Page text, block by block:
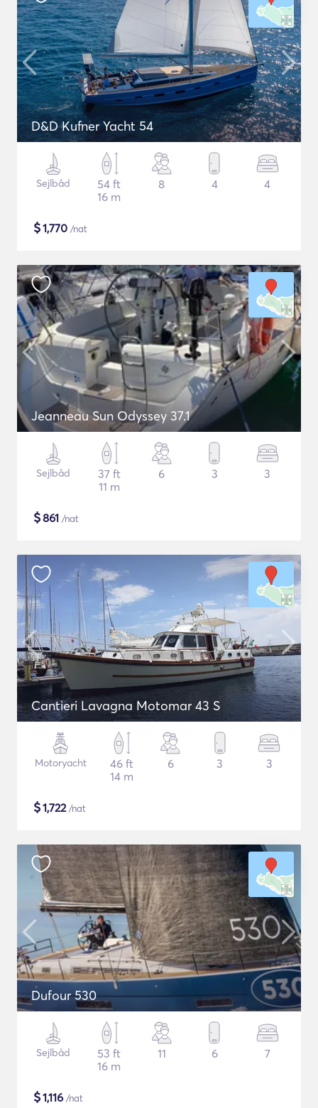
D&D Kufner Yacht 54
Sejlbåd
54 ft
16 m
8 4 4
$1,770 /nat
Jeanneau Sun Odyssey 37.1
Sejlbåd
37 ft
11 m
6 3 3
$861 /nat
Cantieri Lavagna Motomar 43 S
Motoryacht
46 ft
14 m
6 3 3
$1,722/nat
Dufour 530
Sejlbåd
53 ft
16 m
11 6 7
$1,116 /nat